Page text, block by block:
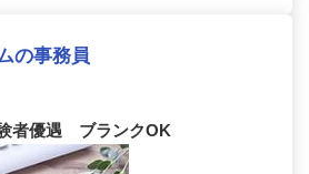
の事務員
験者優遇 ブランクOK